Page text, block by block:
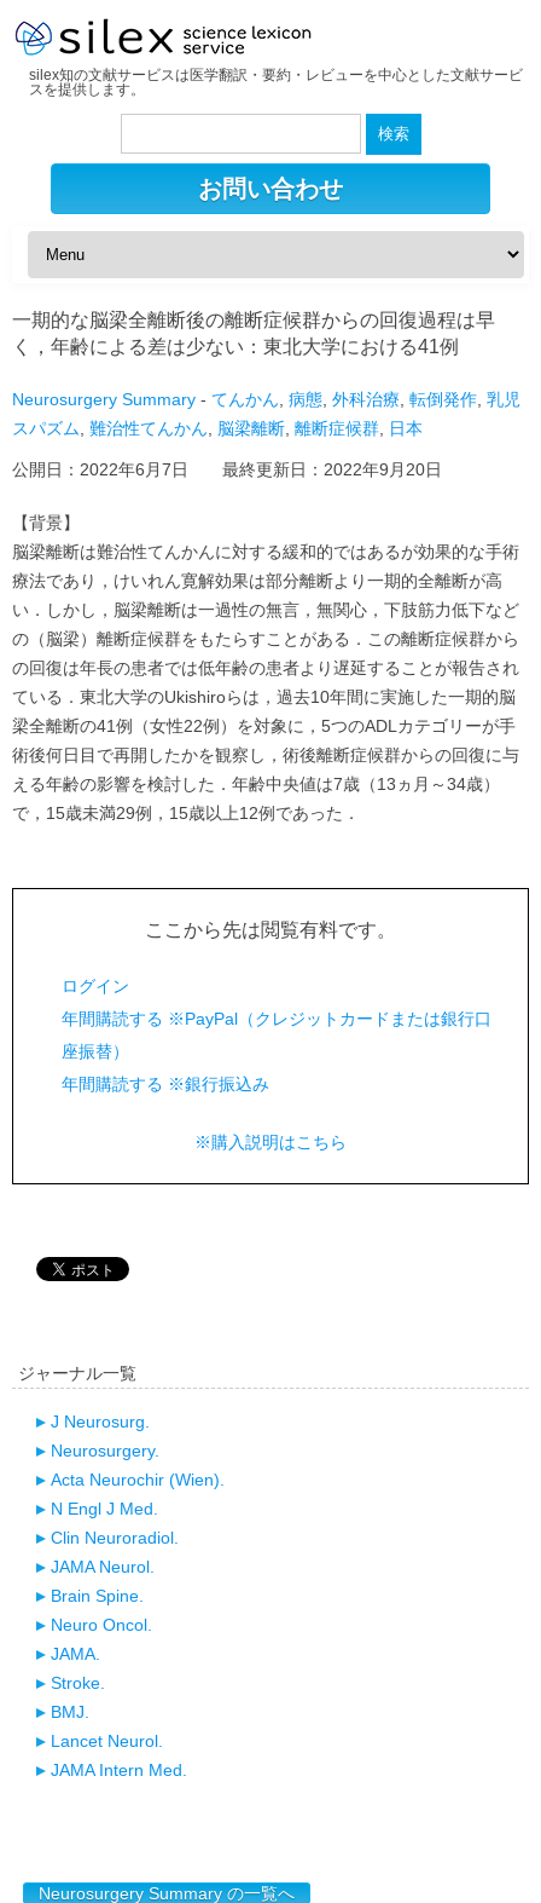
silex知の文献サービスは医学翻訳・要約・レビューを中心とした文献サービ
スを提供します。
検
お問い合わせ
一期的な脳梁全離断後の離断症候群からの回復過程は早
く，年齢による差は少ない：東北大学における41例
Neurosurgery Summary - てんかん 病態 外科治療 転倒発作 乳児
スパズム 難治性てんかん 脳梁離断 離断症候群 日本
公開日： 2022年6月7日 最終更新日： 2022年9月20日
【背景】
脳梁離断は難治性てんかんに対する緩和的ではあるが効果的な手術
療法であり，けいれん寛解効果は部分離断より一期的全離断が高
い．しかし，脳梁離断は一過性の無言，無関心，下肢筋力低下など
の（脳梁）離断症候群をもたらすことがある．この離断症候群から
の回復は年長の患者では低年齢の患者より遅延することが報告され
ている．東北大学のUkishiroらは，過去10年間に実施した一期的脳
梁全離断の41例（女性22例）を対象に，5つのADLカテゴリーが手
術後何日目で再開したかを観察し，術後離断症候群からの回復に与
える年齢の影響を検討した．年齢中央値は7歳（13ヵ月～34歳）
で，15歳未満29例，15歳以上12例であった．
ここから先は閲覧有料です。
ログイン
年間購読する ※PayPal（クレジットカードまたは銀行口
座振替）
年間購読する ※銀行振込み
※購入説明はこちら
ジャーナル一覧
J Neurosurg.
Neurosurgery.
Acta Neurochir (Wien).
N Engl J Med.
Clin Neuroradiol.
JAMA Neurol.
Brain Spine.
Neuro Oncol.
JAMA.
Stroke.
BMJ.
Lancet Neurol.
JAMA Intern Med.
Neurosurgery Summary の一覧へ